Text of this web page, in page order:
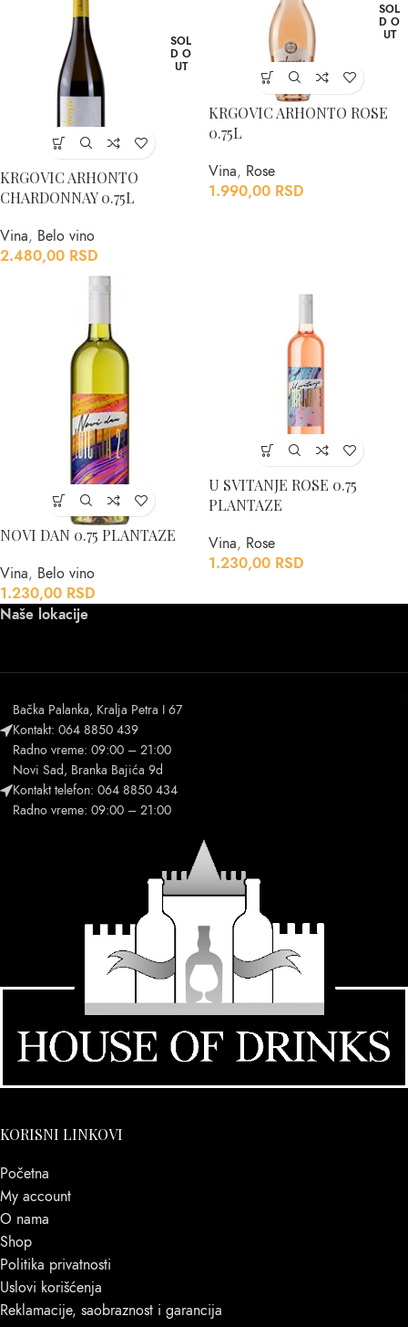
SOL
D O
UT
KRGOVIC ARHONTO
CHARDONNAY 0.75L
Vina, Belo vino
2.480,00 RSD
SOL
D O
UT
KRGOVIC ARHONTO ROSE
0.75L
Vina, Rose
1.990,00 RSD
NOVI DAN 0.75 PLANTAZE
Vina, Belo vino
1.230,00 RSD
U SVITANJE ROSE 0.75
PLANTAZE
Vina, Rose
1.230,00 RSD
Naše lokacije
Bačka Palanka, Kralja Petra I 67
Kontakt: 064 8850 439
Radno vreme: 09:00 – 21:00
Novi Sad, Branka Bajića 9d
Kontakt telefon: 064 8850 434
Radno vreme: 09:00 – 21:00
KORISNI LINKOVI
Početna
My account
O nama
Shop
Politika privatnosti
Uslovi korišćenja
Reklamacije, saobraznost i garancija